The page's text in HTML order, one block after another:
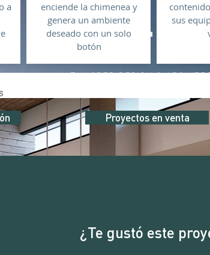
a
enciende la chimenea y
genera un ambiente
deseado con un solo
botón
sus
Proyectos en venta
¿Te gustó este